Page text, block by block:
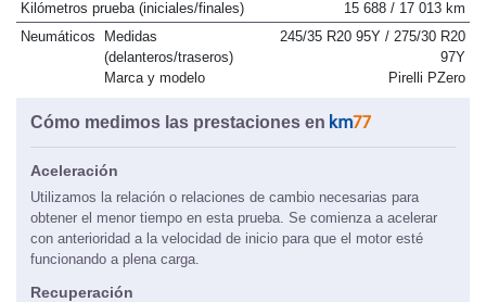
Kilómetros prueba (iniciales/finales)
15 688 / 17 013 km
Neumáticos
Medidas
(delanteros/traseros)
Marca y modelo
245/35 R20 95Y / 275/30 R20
97Y
Pirelli PZero
Cómo medimos las prestaciones en
Aceleración
Utilizamos la relación o relaciones de cambio necesarias para
obtener el menor tiempo en esta prueba. Se comienza a acelerar
con anterioridad a la velocidad de inicio para que el motor esté
funcionando a plena carga.
Recuperación